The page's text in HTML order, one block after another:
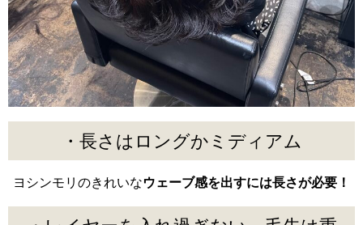
・長さはロングかミディアム
ヨシンモリのきれいなウェーブ感を出すには長さが必要！